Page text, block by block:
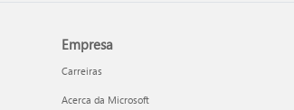
Empresa
Carreiras
Acerca da Microsoft